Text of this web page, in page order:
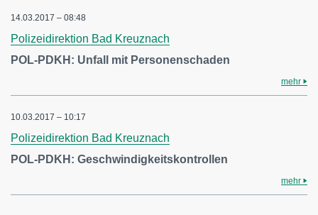
14.03.2017 – 08:48
Polizeidirektion Bad Kreuznach
POL-PDKH: Unfall mit Personenschaden
mehr
10.03.2017 – 10:17
Polizeidirektion Bad Kreuznach
POL-PDKH: Geschwindigkeitskontrollen
mehr